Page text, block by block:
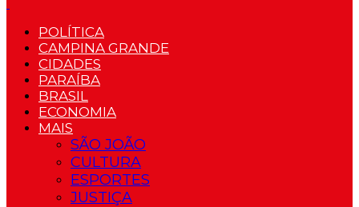
POLÍTICA
CAMPINA GRANDE
CIDADES
PARAÍBA
BRASIL
ECONOMIA
MAIS
SÃO JOÃO
CULTURA
ESPORTES
JUSTIÇA